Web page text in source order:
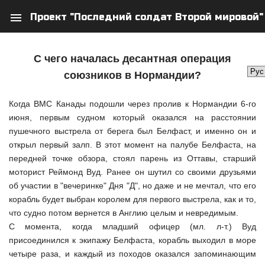
menu Проект "Последний солдат Второй мировой"
С чего началась десантная операция
союзников в Нормандии?
Когда ВМС Канады подошли через пролив к Нормандии 6-го
июня, первым судном который оказался на расстоянии
пушечного выстрела от берега был Белфаст, и именно он и
открыл первый залп. В этот момент на палубе Белфаста, на
передней точке обзора, стоял парень из Оттавы, старший
моторист Реймонд Вуд. Ранее он шутил со своими друзьями
об участии в "вечеринке" Дня "Д", но даже и не мечтал, что его
корабль будет выбран королем для первого выстрела, как и то,
что судно потом вернется в Англию целым и невредимым.
С момента, когда младший офицер (мл. л-т.) Вуд
присоединился к экипажу Белфаста, корабль выходил в море
четыре раза, и каждый из походов оказался запоминающим